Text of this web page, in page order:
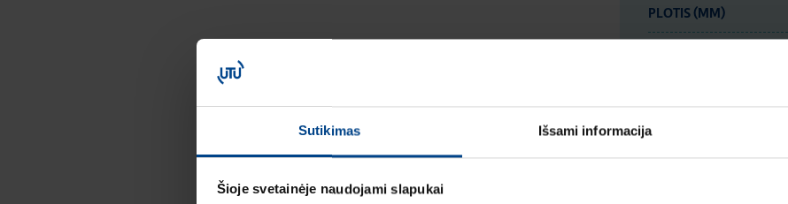
Sutikimas Išsami informacija
Šioje svetainėje naudojami slapukai
PLOTIS (MM)